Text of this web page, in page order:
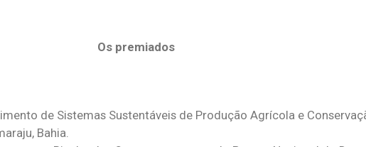
Os premiados
de Sistemas Sustentáveis de Produção Agrícola e
Bahia.